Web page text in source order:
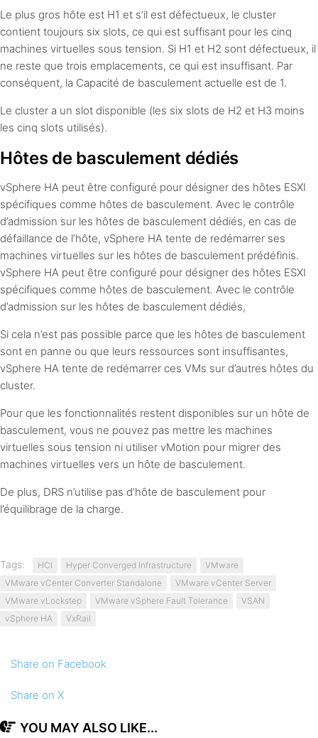
Le plus gros hôte est H1 et s’il est défectueux, le cluster
contient toujours six slots, ce qui est suffisant pour les cinq
machines virtuelles sous tension. Si H1 et H2 sont défectueux, il
ne reste que trois emplacements, ce qui est insuffisant. Par
conséquent, la Capacité de basculement actuelle est de 1.
Le cluster a un slot disponible (les six slots de H2 et H3 moins
les cinq slots utilisés).
Hôtes de basculement dédiés
vSphere HA peut être configuré pour désigner des hôtes ESXI
spécifiques comme hôtes de basculement. Avec le contrôle
d’admission sur les hôtes de basculement dédiés, en cas de
défaillance de l’hôte, vSphere HA tente de redémarrer ses
machines virtuelles sur les hôtes de basculement prédéfinis.
vSphere HA peut être configuré pour désigner des hôtes ESXI
spécifiques comme hôtes de basculement. Avec le contrôle
d’admission sur les hôtes de basculement dédiés,
Si cela n’est pas possible parce que les hôtes de basculement
sont en panne ou que leurs ressources sont insuffisantes,
vSphere HA tente de redémarrer ces VMs sur d’autres hôtes du
cluster.
Pour que les fonctionnalités restent disponibles sur un hôte de
basculement, vous ne pouvez pas mettre les machines
virtuelles sous tension ni utiliser vMotion pour migrer des
machines virtuelles vers un hôte de basculement.
De plus, DRS n’utilise pas d’hôte de basculement pour
l’équilibrage de la charge.
Tags: HCI Hyper Converged Infrastructure
VMware
VMware vCenter Converter Standalone
VMware vCenter Server
VMware vLockstep
VMware vSphere Fault Tolerance
VSAN
vSphere HA
VxRail
Share on Facebook
Share on X
YOU MAY ALSO LIKE...